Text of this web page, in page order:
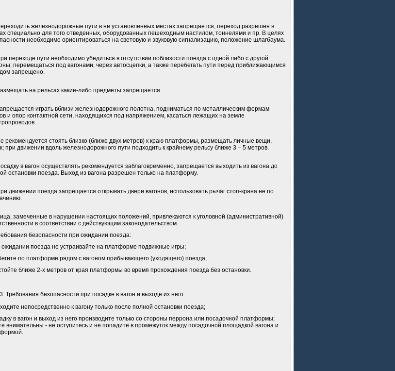
железнодорожные пути в не установленных местах запрещается, переход разрешен в
специально для того отведенных, оборудованных пешеходным настилом, тоннелями и пр. В целях
необходимо ориентироваться на световую и звуковую сигнализацию, положение шлагбаума.
переходе пути необходимо убедиться в отсутствии поблизости поезда с одной либо с другой
перемещаться под вагонами, через автосцепки, а также перебегать пути перед приближающимся
запрещено.
на рельсах какие-либо предметы запрещается.
играть вблизи железнодорожного полотна, подниматься по металлическим фермам
и опор контактной сети, находящихся под напряжением, касаться лежащих на земле
рекомендуется стоять близко (ближе двух метров) к краю платформы, размещать личные вещи,
при движении вдоль железнодорожного пути подходить к крайнему рельсу ближе 3 – 5 метров.
в вагон осуществлять рекомендуется заблаговременно, запрещается выходить из вагона до
остановки поезда. Выход из вагона разрешен только на платформу.
движении поезда запрещается открывать двери вагонов, использовать рычаг стоп-крана не по
замеченные в нарушении настоящих положений, привлекаются к уголовной (административной)
в соответствии с действующим законодательством.
безопасности при ожидании поезда:
ожидании поезда не устраивайте на платформе подвижные игры;
по платформе рядом с вагоном прибывающего (уходящего) поезда;
ближе 2-х метров от края платформы во время прохождения поезда без остановки.
Требования безопасности при посадке в вагон и выходе из него:
непосредственно к вагону только после полной остановки поезда;
в вагон и выход из него производите только со стороны перрона или посадочной платформы;
внимательны - не оступитесь и не попадите в промежуток между посадочной площадкой вагона и